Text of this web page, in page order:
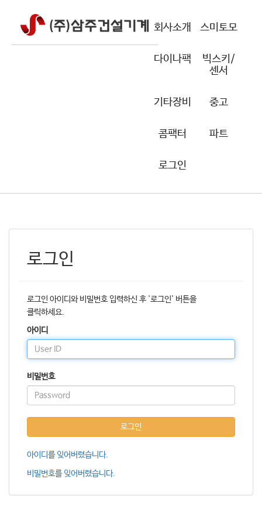
회사소개 스미토모
다이나팩
빅스키/
센서
기타장비 중고
콤팩터 파트
로그인
로그인
로그인 아이디와 비밀번호 입력하신 후 '로그인' 버튼을
클릭하세요.
아이디
비밀번호
로그인
아이디를 잊어버렸습니다.
비밀번호를 잊어버렸습니다.